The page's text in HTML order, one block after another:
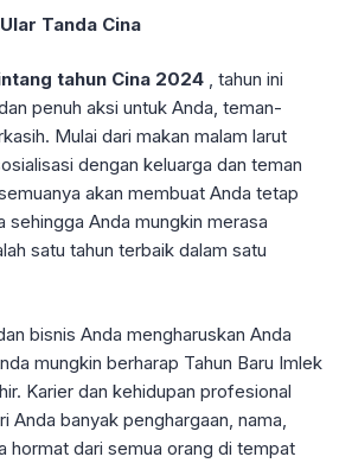
Tanda Cina
tahun Cina 2024 , tahun ini
penuh aksi untuk Anda, teman-
Mulai dari makan malam larut
dengan keluarga dan teman
akan membuat Anda tetap
sehingga Anda mungkin merasa
satu tahun terbaik dalam satu
bisnis Anda mengharuskan Anda
mungkin berharap Tahun Baru Imlek
Karier dan kehidupan profesional
Anda banyak penghargaan, nama,
hormat dari semua orang di tempat